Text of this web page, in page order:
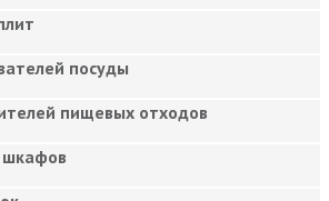
посуды
пищевых отходов
шкафов